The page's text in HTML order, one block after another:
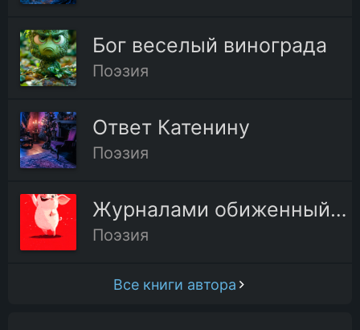
Бог веселый винограда
Поэзия
Ответ Катенину
Поэзия
Журналами обиженный жестоко
Поэзия
Все книги автора